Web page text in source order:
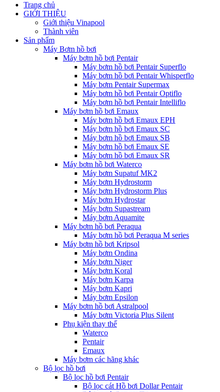
Trang chủ
GIỚI THIỆU
Giới thiệu Vinapool
Thành viên
Sản phẩm
Máy Bơm hồ bơi
Máy bơm hồ bơi Pentair
Máy bơm hồ bơi Pentair Superflo
Máy bơm hồ bơi Pentair Whisperflo
Máy bơm Pentair Supermax
Máy bơm hồ bơi Pentair Optiflo
Máy bơm hồ bơi Pentair Intelliflo
Máy bơm hồ bơi Emaux
Máy bơm hồ bơi Emaux EPH
Máy bơm hồ bơi Emaux SC
Máy bơm hồ bơi Emaux SB
Máy bơm hồ bơi Emaux SE
Máy bơm hồ bơi Emaux SR
Máy bơm hồ bơi Waterco
Máy bơm Supatuf MK2
Máy bơm Hydrostorm
Máy bơm Hydrostorm Plus
Máy bơm Hydrostar
Máy bơm Supastream
Máy bơm Aquamite
Máy bơm hồ bơi Peraqua
Máy bơm hồ bơi Peraqua M series
Máy bơm hồ bơi Kripsol
Máy bơm Ondina
Máy bơm Niger
Máy bơm Koral
Máy bơm Karpa
Máy bơm Kapri
Máy bơm Epsilon
Máy bơm hồ bơi Astralpool
Máy bơm Victoria Plus Silent
Phụ kiện thay thế
Waterco
Pentair
Emaux
Máy bơm các hãng khác
Bộ lọc hồ bơi
Bộ lọc hồ bơi Pentair
Bộ lọc cát Hồ bơi Dollar Pentair